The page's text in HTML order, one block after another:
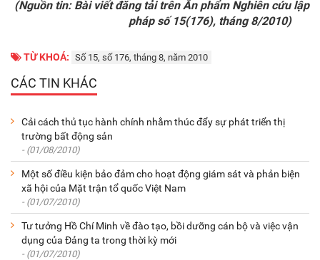
(Nguồn tin: Bài viết đăng tải trên Ấn phẩm Nghiên cứu lập
pháp số 15(176), tháng 8/2010)
TỪ KHOÁ: Số 15, số 176, tháng 8, năm 2010
CÁC TIN KHÁC
Cải cách thủ tục hành chính nhằm thúc đẩy sự phát triển thị
trường bất động sản
- (01/08/2010)
Một số điều kiện bảo đảm cho hoạt động giám sát và phản biện
xã hội của Mặt trận tổ quốc Việt Nam
- (01/07/2010)
Tư tưởng Hồ Chí Minh về đào tạo, bồi dưỡng cán bộ và việc vận
dụng của Đảng ta trong thời kỳ mới
- (01/07/2010)